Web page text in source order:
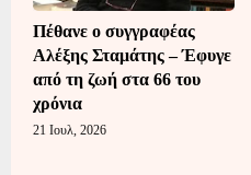
Πέθανε ο συγγραφέας
Αλέξης Σταμάτης – Έφυγε
από τη ζωή στα 66 του
χρόνια
21 Ιουλ, 2026